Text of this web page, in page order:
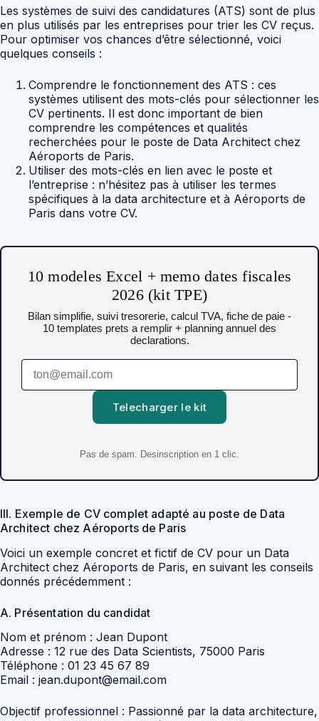
Les systèmes de suivi des candidatures (ATS) sont de plus
en plus utilisés par les entreprises pour trier les CV reçus.
Pour optimiser vos chances d’être sélectionné, voici
quelques conseils :
Comprendre le fonctionnement des ATS : ces
systèmes utilisent des mots-clés pour sélectionner les
CV pertinents. Il est donc important de bien
comprendre les compétences et qualités
recherchées pour le poste de Data Architect chez
Aéroports de Paris.
Utiliser des mots-clés en lien avec le poste et
l’entreprise : n’hésitez pas à utiliser les termes
spécifiques à la data architecture et à Aéroports de
Paris dans votre CV.
10 modeles Excel + memo dates fiscales
2026 (kit TPE)
Bilan simplifie, suivi tresorerie, calcul TVA, fiche de paie -
10 templates prets a remplir + planning annuel des
declarations.
Telecharger le kit
Pas de spam. Desinscription en 1 clic.
III. Exemple de CV complet adapté au poste de Data
Architect chez Aéroports de Paris
Voici un exemple concret et fictif de CV pour un Data
Architect chez Aéroports de Paris, en suivant les conseils
donnés précédemment :
A. Présentation du candidat
Nom et prénom : Jean Dupont
Adresse : 12 rue des Data Scientists, 75000 Paris
Téléphone : 01 23 45 67 89
Email : jean.dupont@email.com
Objectif professionnel : Passionné par la data architecture,